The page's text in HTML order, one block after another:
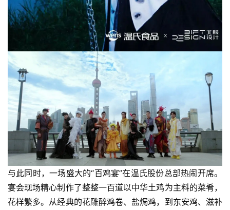
与此同时，一场盛大的“百鸡宴”在温氏股份总部热闹开席。
宴会现场精心制作了整整一百道以中华土鸡为主料的菜肴，
花样繁多。从经典的花雕醉鸡卷、盐焗鸡，到东安鸡、滋补